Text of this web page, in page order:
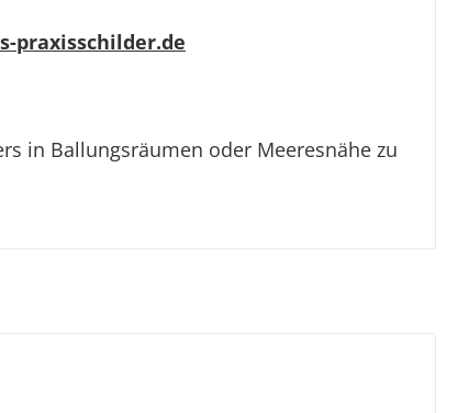
praxisschilder.de
in Ballungsräumen oder Meeresnähe zu